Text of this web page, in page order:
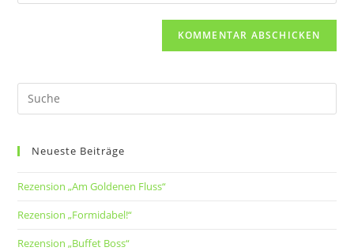
Neueste Beiträge
Rezension „Am Goldenen Fluss“
Rezension „Formidabel!“
Rezension „Buffet Boss“